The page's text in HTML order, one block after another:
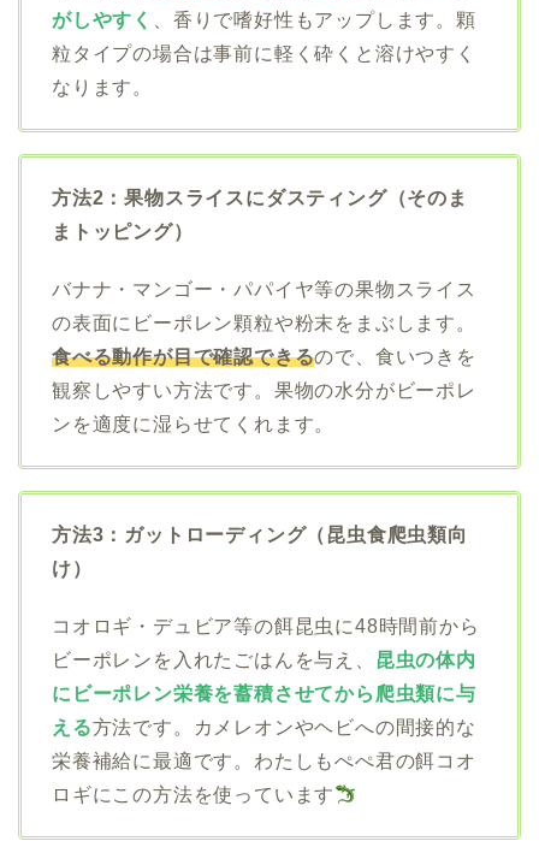
がしやすく
、香りで嗜好性もアップします。顆
粒タイプの場合は事前に軽く砕くと溶けやすく
なります。
方法2：果物スライスにダスティング（そのま
まトッピング）
バナナ・マンゴー・パパイヤ等の果物スライス
の表面にビーポレン顆粒や粉末をまぶします。
食べる動作が目で確認できるので、食いつきを
観察しやすい方法です。果物の水分がビーポレ
ンを適度に湿らせてくれます。
方法3：ガットローディング（昆虫食爬虫類向
け）
コオロギ・デュビア等の餌昆虫に48時間前から
ビーポレンを入れたごはんを与え、 昆虫の体内
にビーポレン栄養を蓄積させてから爬虫類に与
える方法です。カメレオンやヘビへの間接的な
栄養補給に最適です。わたしもぺぺ君の餌コオ
ロギにこの方法を使っています